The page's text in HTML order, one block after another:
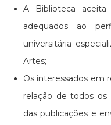
A Biblioteca
adequados ao
universitária
Artes;
Os interessados em
relação de todos
das publicações e